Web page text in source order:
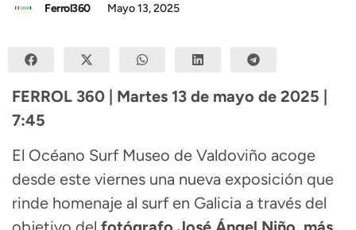
Ferrol360 Mayo 13, 2025
FERROL 360 | Martes 13 de mayo de 2025 |
7:45
El Océano Surf Museo de Valdoviño acoge
desde este viernes una nueva exposición que
rinde homenaje al surf en Galicia a través del